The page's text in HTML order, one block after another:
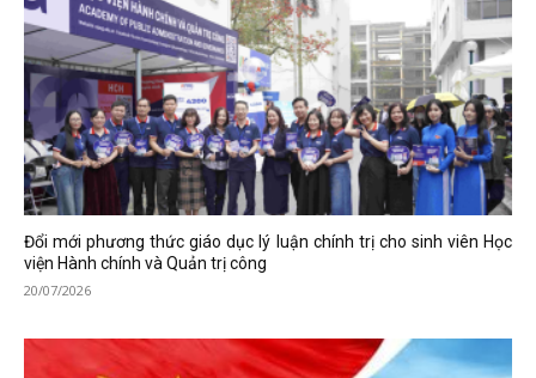
Đổi mới phương thức giáo dục lý luận chính trị cho sinh viên Học
viện Hành chính và Quản trị công
20/07/2026